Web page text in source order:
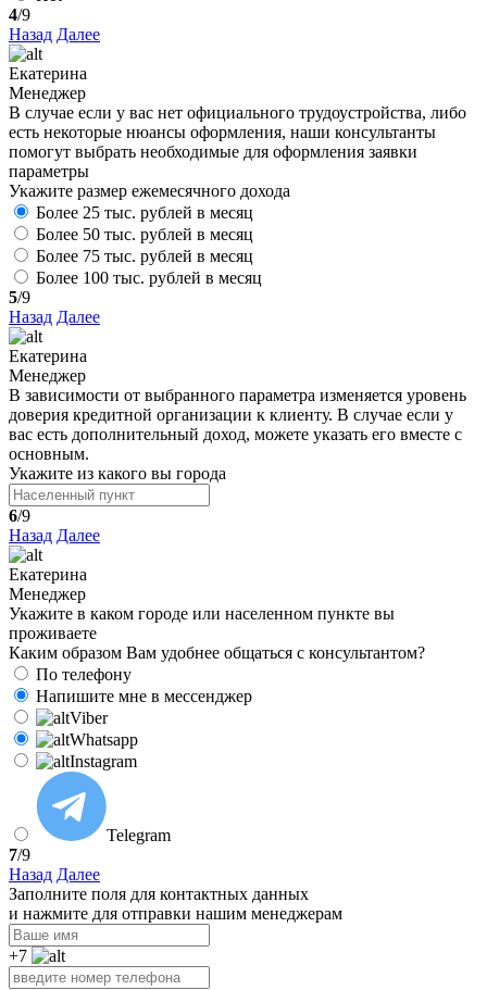
4/9
Назад Далее
Екатерина
Менеджер
В случае если у вас нет официального трудоустройства, либо
есть некоторые нюансы оформления, наши консультанты
помогут выбрать необходимые для оформления заявки
параметры
Укажите размер ежемесячного дохода
Более 25 тыс. рублей в месяц
Более 50 тыс. рублей в месяц
Более 75 тыс. рублей в месяц
Более 100 тыс. рублей в месяц
5/9
Назад Далее
Екатерина
Менеджер
В зависимости от выбранного параметра изменяется уровень
доверия кредитной организации к клиенту. В случае если у
вас есть дополнительный доход, можете указать его вместе с
основным.
Укажите из какого вы города
6/9
Назад Далее
Екатерина
Менеджер
Укажите в каком городе или населенном пункте вы
проживаете
Каким образом Вам удобнее общаться с консультантом?
По телефону
Напишите мне в мессенджер
Viber
Whatsapp
Instagram
Telegram
7/9
Назад Далее
Заполните поля для контактных данных
и нажмите для отправки нашим менеджерам
+7